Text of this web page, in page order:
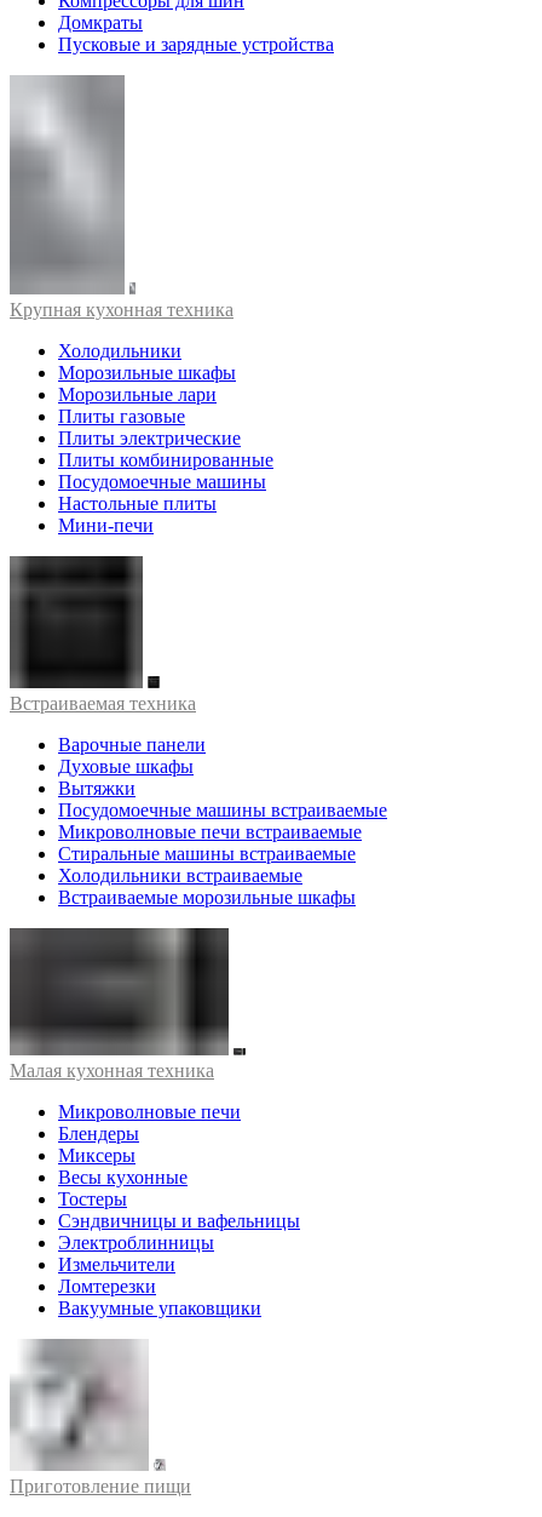
Домкраты
Пусковые и зарядные устройства
Крупная кухонная техника
Холодильники
Морозильные шкафы
Морозильные лари
Плиты газовые
Плиты электрические
Плиты комбинированные
Посудомоечные машины
Настольные плиты
Мини-печи
Встраиваемая техника
Варочные панели
Духовые шкафы
Вытяжки
Посудомоечные машины встраиваемые
Микроволновые печи встраиваемые
Стиральные машины встраиваемые
Холодильники встраиваемые
Встраиваемые морозильные шкафы
Малая кухонная техника
Микроволновые печи
Блендеры
Миксеры
Весы кухонные
Тостеры
Сэндвичницы и вафельницы
Электроблинницы
Измельчители
Ломтерезки
Вакуумные упаковщики
Приготовление пищи